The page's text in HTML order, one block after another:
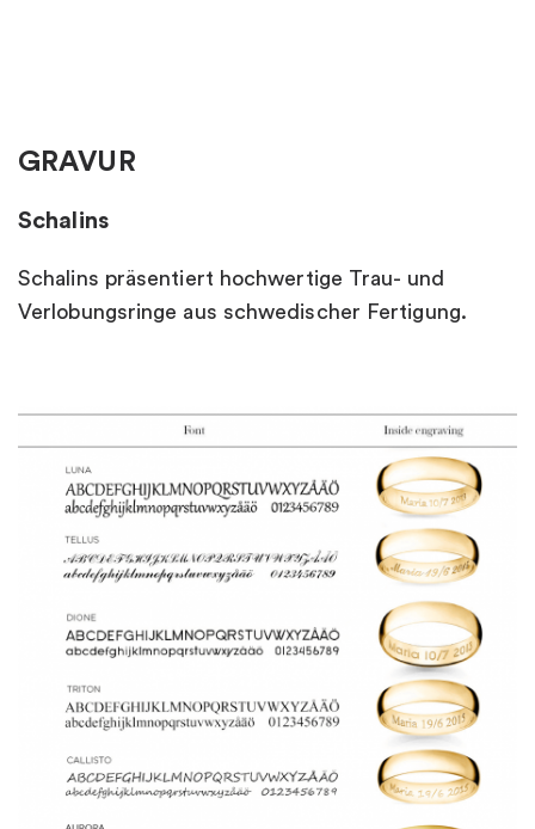
GRAVUR
Schalins
Schalins präsentiert hochwertige Trau- und
Verlobungsringe aus schwedischer Fertigung.